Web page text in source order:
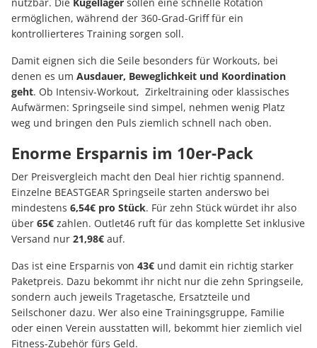
ermöglichen, während der 360-Grad-Griff für ein
kontrollierteres Training sorgen soll.
Damit eignen sich die Seile besonders für Workouts, bei
denen es um Ausdauer, Beweglichkeit und Koordination
geht. Ob Intensiv-Workout, Zirkeltraining oder klassisches
Aufwärmen: Springseile sind simpel, nehmen wenig Platz
weg und bringen den Puls ziemlich schnell nach oben.
Enorme Ersparnis im 10er-Pack
Der Preisvergleich macht den Deal hier richtig spannend.
Einzelne BEASTGEAR Springseile starten anderswo bei
mindestens 6,54€ pro Stück. Für zehn Stück würdet ihr also
über 65€ zahlen. Outlet46 ruft für das komplette Set inklusive
Versand nur 21,98€ auf.
Das ist eine Ersparnis von 43€ und damit ein richtig starker
Paketpreis. Dazu bekommt ihr nicht nur die zehn Springseile,
sondern auch jeweils Tragetasche, Ersatzteile und
Seilschoner dazu. Wer also eine Trainingsgruppe, Familie
oder einen Verein ausstatten will, bekommt hier ziemlich viel
Fitness-Zubehör fürs Geld.